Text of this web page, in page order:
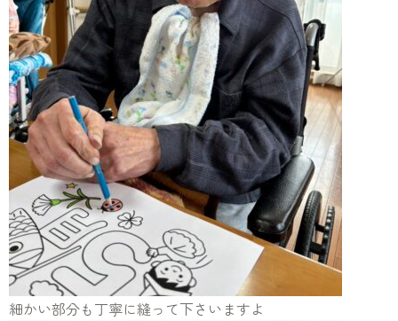
細かい部分も丁寧に縫って下さいますよ